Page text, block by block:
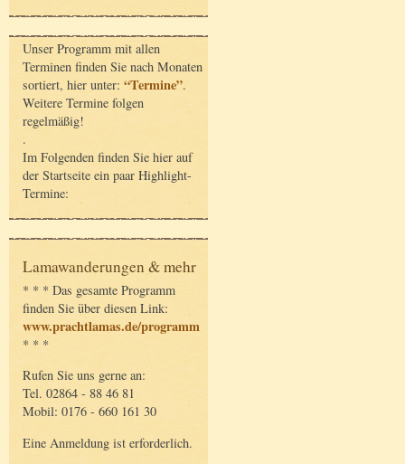
Unser Programm mit allen
Terminen finden Sie nach Monaten
sortiert, hier unter: “Termine”.
Weitere Termine folgen
regelmäßig!
.
Im Folgenden finden Sie hier auf
der Startseite ein paar Highlight-
Termine:
Lamawanderungen & mehr
* * * Das gesamte Programm
finden Sie über diesen Link:
www.prachtlamas.de/programm
* * *
Rufen Sie uns gerne an:
Tel. 02864 - 88 46 81
Mobil: 0176 - 660 161 30
Eine Anmeldung ist erforderlich.